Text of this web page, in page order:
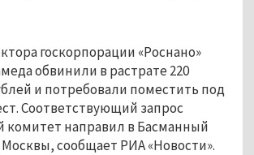
госкорпорации «Роснано»
обвинили в растрате 220
и потребовали поместить под
Соответствующий запрос
комитет направил в Басманный
сообщает РИА «Новости».